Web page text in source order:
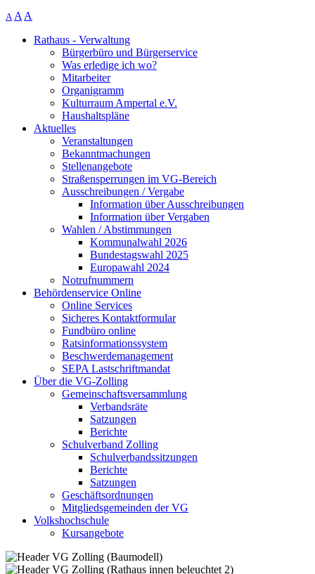
A A A
Rathaus - Verwaltung
Bürgerbüro und Bürgerservice
Was erledige ich wo?
Mitarbeiter
Organigramm
Kulturraum Ampertal e.V.
Haushaltspläne
Aktuelles
Veranstaltungen
Bekanntmachungen
Stellenangebote
Straßensperrungen im VG-Bereich
Ausschreibungen / Vergabe
Information über Ausschreibungen
Information über Vergaben
Wahlen / Abstimmungen
Kommunalwahl 2026
Bundestagswahl 2025
Europawahl 2024
Notrufnummern
Behördenservice Online
Online Services
Sicheres Kontaktformular
Fundbüro online
Ratsinformationssystem
Beschwerdemanagement
SEPA Lastschriftmandat
Über die VG-Zolling
Gemeinschaftsversammlung
Verbandsräte
Satzungen
Berichte
Schulverband Zolling
Schulverbandssitzungen
Berichte
Satzungen
Geschäftsordnungen
Mitgliedsgemeinden der VG
Volkshochschule
Kursangebote